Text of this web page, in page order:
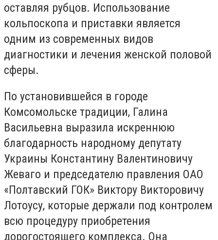
оставляя рубцов. Использование
кольпоскопа и приставки является
одним из современных видов
диагностики и лечения женской половой
сферы.
По установившейся в городе
Комсомольске традиции, Галина
Васильевна выразила искреннюю
благодарность народному депутату
Украины Константину Валентиновичу
Жеваго и председателю правления ОАО
«Полтавский ГОК» Виктору Викторовичу
Лотоусу, которые держали под контролем
всю процедуру приобретения
дорогостоящего комплекса. Она